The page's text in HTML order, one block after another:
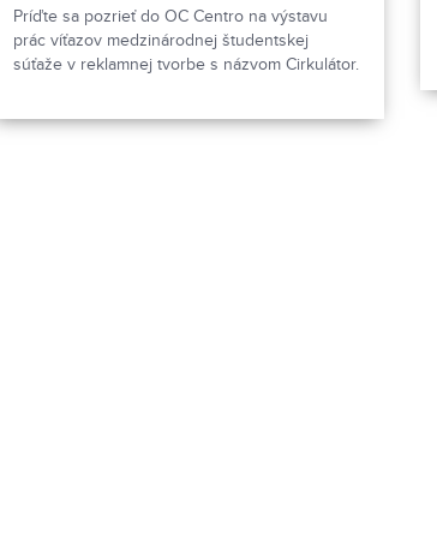
Príďte sa pozrieť do OC Centro na výstavu
prác víťazov medzinárodnej študentskej
súťaže v reklamnej tvorbe s názvom Cirkulátor.